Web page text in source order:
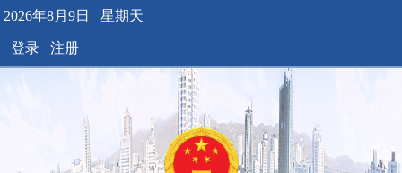
2026年8月9日 星期天
登录 注册